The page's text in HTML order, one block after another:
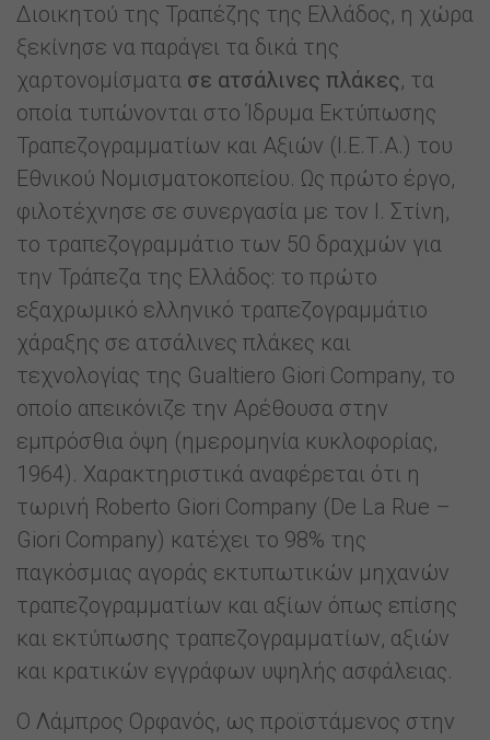
Διοικητού της Τραπέζης της Ελλάδος, η χώρα
ξεκίνησε να παράγει τα δικά της
χαρτονομίσματα σε ατσάλινες πλάκες, τα
οποία τυπώνονται στο Ίδρυμα Εκτύπωσης
Τραπεζογραμματίων και Αξιών (Ι.Ε.Τ.Α.) του
Εθνικού Νομισματοκοπείου. Ως πρώτο έργο,
φιλοτέχνησε σε συνεργασία με τον Ι. Στίνη,
το τραπεζογραμμάτιο των 50 δραχμών για
την Τράπεζα της Ελλάδος: το πρώτο
εξαχρωμικό ελληνικό τραπεζογραμμάτιο
χάραξης σε ατσάλινες πλάκες και
τεχνολογίας της Gualtiero Giori Company, το
οποίο απεικόνιζε την Αρέθουσα στην
εμπρόσθια όψη (ημερομηνία κυκλοφορίας,
1964). Χαρακτηριστικά αναφέρεται ότι η
τωρινή Roberto Giori Company (De La Rue –
Giori Company) κατέχει το 98% της
παγκόσμιας αγοράς εκτυπωτικών μηχανών
τραπεζογραμματίων και αξίων όπως επίσης
και εκτύπωσης τραπεζογραμματίων, αξιών
και κρατικών εγγράφων υψηλής ασφάλειας.
Ο Λάμπρος Ορφανός, ως προϊστάμενος στην